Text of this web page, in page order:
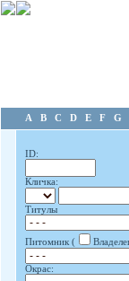
A B C D E F G
ID:
Кличка:
Титулы
Питомник (
Окрас: